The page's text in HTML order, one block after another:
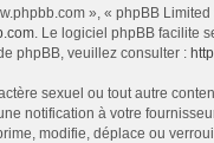
», « phpBB
. Le logiciel phpBB facilite
phpBB, veuillez consulter :
sexuel ou tout autre
notification à votre
modifie, déplace ou